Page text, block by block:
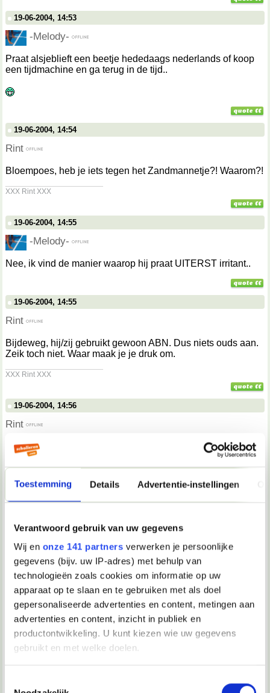
Toestemming Details Advertentie-instellingen
Verantwoord gebruik van uw gegevens
Wij en onze 141 partners verwerken je persoonlijke
gegevens (bijv. uw IP-adres) met behulp van
technologieën zoals cookies om informatie op uw
apparaat op te slaan en te gebruiken met als doel
gepersonaliseerde advertenties en content, metingen aan
advertenties en content, inzicht in publiek en
productontwikkeling. U kunt kiezen wie uw gegevens
gebruikt en met welke doelen.
19-06-2004, 14:53
-Melody-
Praat alsjeblieft een beetje hededaags nederlands of koop
een tijdmachine en ga terug in de tijd..
19-06-2004, 14:54
Rint
Bloempoes, heb je iets tegen het Zandmannetje?! Waarom?!
XXX Rint XXX
19-06-2004, 14:55
-Melody-
Nee, ik vind de manier waarop hij praat UITERST irritant..
19-06-2004, 14:55
Rint
Bijdeweg, hij/zij gebruikt gewoon ABN. Dus niets ouds aan.
Zeik toch niet. Waar maak je je druk om.
XXX Rint XXX
19-06-2004, 14:56
Rint
LEES HET DAN NIET!?
__________________
XXX Rint XXX
19-06-2004, 14:57
19-06-2004, 14:59
Rint
Je kunt je er ook niets van aan trekken. Dan denkt
Zandmannetje ook: He, potverdrie, das jammer.
__________________